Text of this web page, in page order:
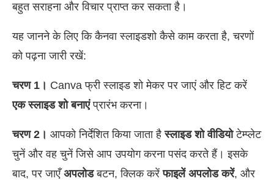
बहुत सराहना और विचार प्राप्त कर सकता है।
यह जानने के लिए कि कैनवा स्लाइडशो कैसे काम करता है, चरणों
को पढ़ना जारी रखें:
चरण 1। Canva फ्री स्लाइड शो मेकर पर जाएं और हिट करें
एक स्लाइड शो बनाएंप्रारंभ करना।
चरण 2। आपको निर्देशित किया जाता हैस्लाइड शो वीडियोटेम्प्लेट
चुनें और वह चुनें जिसे आप उपयोग करना पसंद करते हैं। इसके
बाद, पर जाएँअपलोडबटन, क्लिक करेंफाइलें अपलोड करें, और